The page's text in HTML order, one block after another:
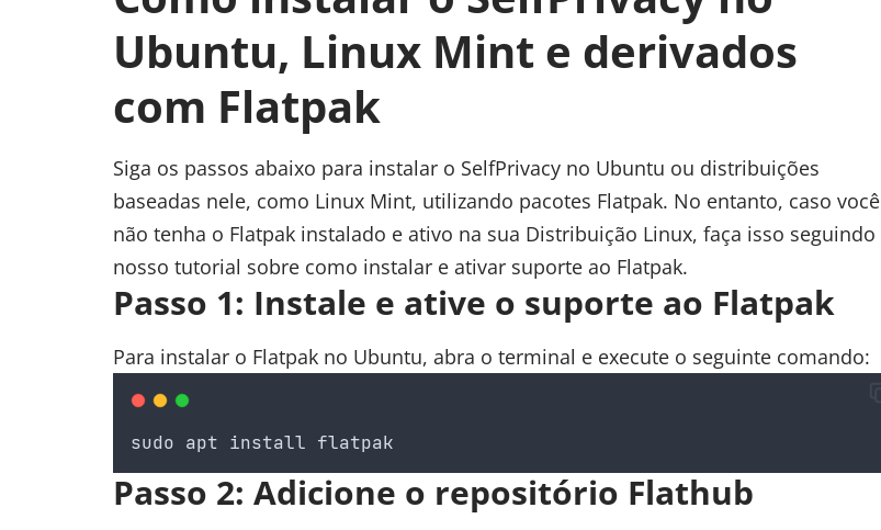
Ubuntu, Linux Mint e derivados
com Flatpak
Siga os passos abaixo para instalar o SelfPrivacy no Ubuntu ou distribuições
baseadas nele, como Linux Mint, utilizando pacotes Flatpak. No entanto, caso você
não tenha o Flatpak instalado e ativo na sua Distribuição Linux, faça isso seguindo
nosso tutorial sobre como instalar e ativar suporte ao Flatpak.
Passo 1: Instale e ative o suporte ao Flatpak
Para instalar o Flatpak no Ubuntu, abra o terminal e execute o seguinte comando:
sudo apt install flatpak
Passo 2: Adicione o repositório Flathub